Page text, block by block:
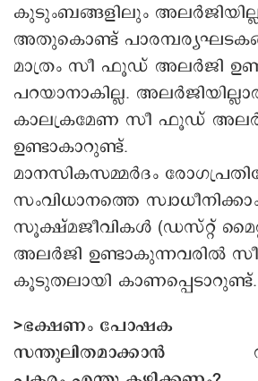
കുടുംബങ്ങളിലും
അതുകൊണ്ട്
മാത്രം സീ ഫൂഡ് അലർജി
പറയാനാകില്ല.
കാലക്രമേണ സീ ഫൂഡ്
ഉണ്ടാകാറുണ്ട്.
മാനസികസമ്മർദം
സംവിധാനത്തെ
സൂക്ഷ്മജീവികൾ (ഡസ്റ്റ്
അലർജി ഉണ്ടാകുന്നവരിൽ
കൂടുതലായി കാണപ്പെടാറുണ്ട്.
>ഭക്ഷണം പോഷക
സന്തുലിതമാക്കാൻ